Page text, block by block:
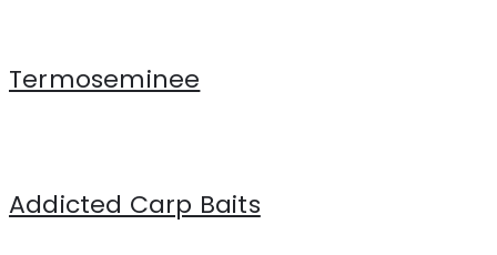
Termoseminee
Addicted Carp Baits